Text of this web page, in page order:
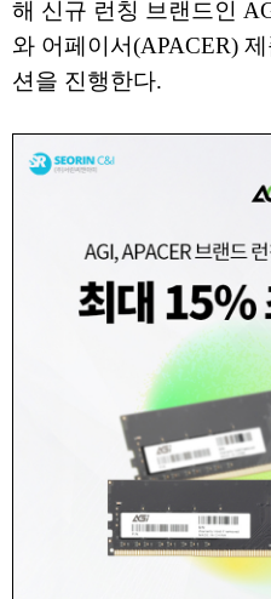
해 신규 런칭 브랜드인
와 어페이서(APACER)
션을 진행한다.